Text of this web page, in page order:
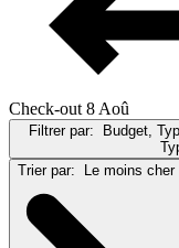
Check-out 8 Aoû
Filtrer par: Budget,
Trier par: Le moins cher